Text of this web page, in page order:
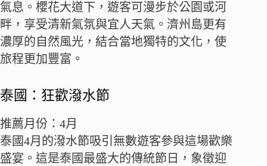
氣息。櫻花大道下，遊客可漫步於公園或河
畔，享受清新氣氛與宜人天氣。濟州島更有
濃厚的自然風光，結合當地獨特的文化，使
旅程更加豐富。
泰國：狂歡潑水節
推薦月份：4月
泰國4月的潑水節吸引無數遊客參與這場歡樂
盛宴。這是泰國最盛大的傳統節日，象徵迎